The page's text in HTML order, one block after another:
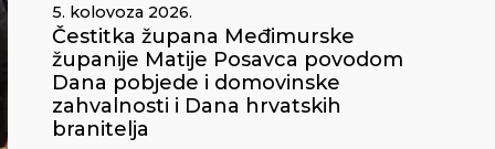
5. kolovoza 2026.
Čestitka župana Međimurske
županije Matije Posavca povodom
Dana pobjede i domovinske
zahvalnosti i Dana hrvatskih
branitelja